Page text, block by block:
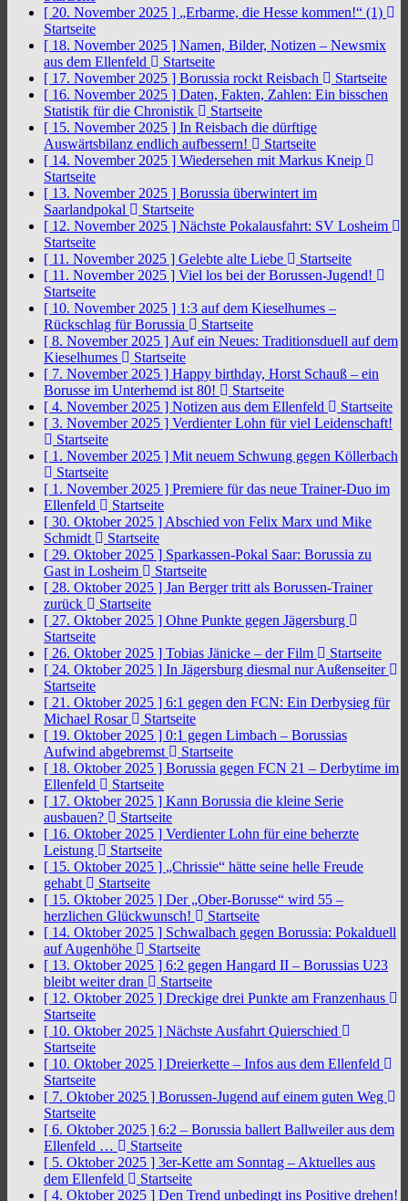
[ 20. November 2025 ] „Erbarme, die Hesse kommen!“ (1)
Startseite
[ 18. November 2025 ] Namen, Bilder, Notizen – Newsmix
aus dem Ellenfeld
Startseite
[ 17. November 2025 ] Borussia rockt Reisbach
Startseite
[ 16. November 2025 ] Daten, Fakten, Zahlen: Ein bisschen
Statistik für die Chronistik
Startseite
[ 15. November 2025 ] In Reisbach die dürftige
Auswärtsbilanz endlich aufbessern!
Startseite
[ 14. November 2025 ] Wiedersehen mit Markus Kneip
Startseite
[ 13. November 2025 ] Borussia überwintert im
Saarlandpokal
Startseite
[ 12. November 2025 ] Nächste Pokalausfahrt: SV Losheim
Startseite
[ 11. November 2025 ] Gelebte alte Liebe
Startseite
[ 11. November 2025 ] Viel los bei der Borussen-Jugend!
Startseite
[ 10. November 2025 ] 1:3 auf dem Kieselhumes –
Rückschlag für Borussia
Startseite
[ 8. November 2025 ] Auf ein Neues: Traditionsduell auf dem
Kieselhumes
Startseite
[ 7. November 2025 ] Happy birthday, Horst Schauß – ein
Borusse im Unterhemd ist 80!
Startseite
[ 4. November 2025 ] Notizen aus dem Ellenfeld
Startseite
[ 3. November 2025 ] Verdienter Lohn für viel Leidenschaft!
Startseite
[ 1. November 2025 ] Mit neuem Schwung gegen Köllerbach
Startseite
[ 1. November 2025 ] Premiere für das neue Trainer-Duo im
Ellenfeld
Startseite
[ 30. Oktober 2025 ] Abschied von Felix Marx und Mike
Schmidt
Startseite
[ 29. Oktober 2025 ] Sparkassen-Pokal Saar: Borussia zu
Gast in Losheim
Startseite
[ 28. Oktober 2025 ] Jan Berger tritt als Borussen-Trainer
zurück
Startseite
[ 27. Oktober 2025 ] Ohne Punkte gegen Jägersburg
Startseite
[ 26. Oktober 2025 ] Tobias Jänicke – der Film
Startseite
[ 24. Oktober 2025 ] In Jägersburg diesmal nur Außenseiter
Startseite
[ 21. Oktober 2025 ] 6:1 gegen den FCN: Ein Derbysieg für
Michael Rosar
Startseite
[ 19. Oktober 2025 ] 0:1 gegen Limbach – Borussias
Aufwind abgebremst
Startseite
[ 18. Oktober 2025 ] Borussia gegen FCN 21 – Derbytime im
Ellenfeld
Startseite
[ 17. Oktober 2025 ] Kann Borussia die kleine Serie
ausbauen?
Startseite
[ 16. Oktober 2025 ] Verdienter Lohn für eine beherzte
Leistung
Startseite
[ 15. Oktober 2025 ] „Chrissie“ hätte seine helle Freude
gehabt
Startseite
[ 15. Oktober 2025 ] Der „Ober-Borusse“ wird 55 –
herzlichen Glückwunsch!
Startseite
[ 14. Oktober 2025 ] Schwalbach gegen Borussia: Pokalduell
auf Augenhöhe
Startseite
[ 13. Oktober 2025 ] 6:2 gegen Hangard II – Borussias U23
bleibt weiter dran
Startseite
[ 12. Oktober 2025 ] Dreckige drei Punkte am Franzenhaus
Startseite
[ 10. Oktober 2025 ] Nächste Ausfahrt Quierschied
Startseite
[ 10. Oktober 2025 ] Dreierkette – Infos aus dem Ellenfeld
Startseite
[ 7. Oktober 2025 ] Borussen-Jugend auf einem guten Weg
Startseite
[ 6. Oktober 2025 ] 6:2 – Borussia ballert Ballweiler aus dem
Ellenfeld …
Startseite
[ 5. Oktober 2025 ] 3er-Kette am Sonntag – Aktuelles aus
dem Ellenfeld
Startseite
[ 4. Oktober 2025 ] Den Trend unbedingt ins Positive drehen!